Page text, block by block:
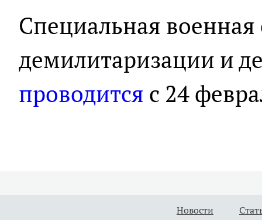
Специальная
демилитаризации и
проводится с 24
Новости